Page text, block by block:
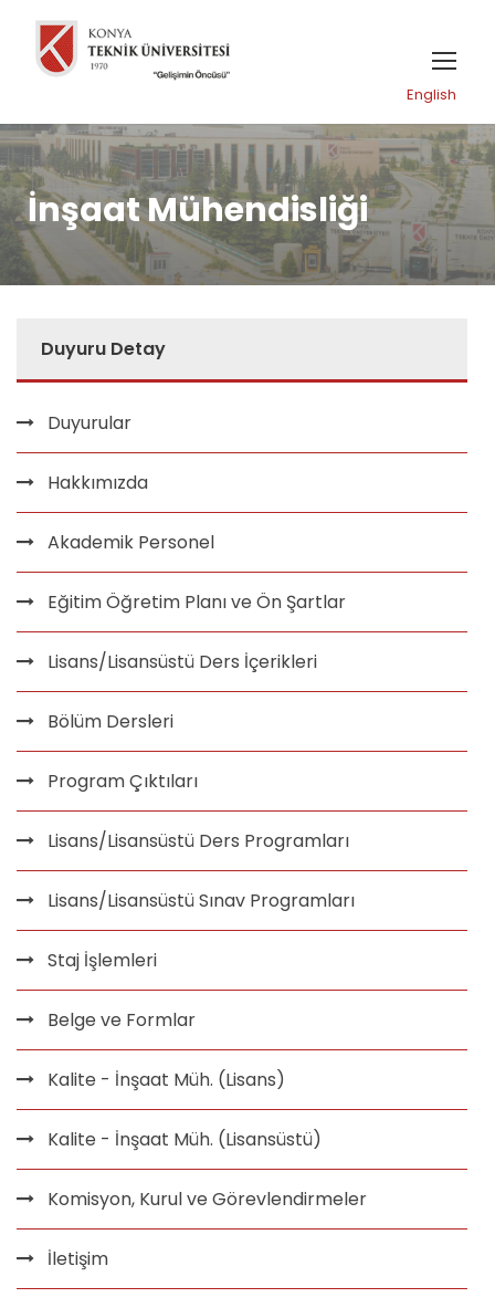
English
İnşaat Mühendisliği
Duyuru Detay
Duyurular
Hakkımızda
Akademik Personel
Eğitim Öğretim Planı ve Ön Şartlar
Lisans/Lisansüstü Ders İçerikleri
Bölüm Dersleri
Program Çıktıları
Lisans/Lisansüstü Ders Programları
Lisans/Lisansüstü Sınav Programları
Staj İşlemleri
Belge ve Formlar
Kalite - İnşaat Müh. (Lisans)
Kalite - İnşaat Müh. (Lisansüstü)
Komisyon, Kurul ve Görevlendirmeler
İletişim